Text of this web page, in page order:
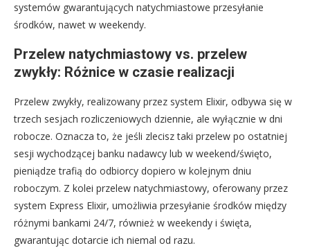
systemów gwarantujących natychmiastowe przesyłanie
środków, nawet w weekendy.
Przelew natychmiastowy vs. przelew
zwykły: Różnice w czasie realizacji
Przelew zwykły, realizowany przez system Elixir, odbywa się w
trzech sesjach rozliczeniowych dziennie, ale wyłącznie w dni
robocze. Oznacza to, że jeśli zlecisz taki przelew po ostatniej
sesji wychodzącej banku nadawcy lub w weekend/święto,
pieniądze trafią do odbiorcy dopiero w kolejnym dniu
roboczym. Z kolei przelew natychmiastowy, oferowany przez
system Express Elixir, umożliwia przesyłanie środków między
różnymi bankami 24/7, również w weekendy i święta,
gwarantując dotarcie ich niemal od razu.